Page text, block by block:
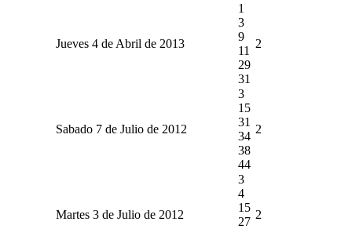
Jueves 4 de Abril de 2013
1
3
9
11
29
31
2
Sabado 7 de Julio de 2012
3
15
31
34
38
44
2
Martes 3 de Julio de 2012
3
4
15
27
2